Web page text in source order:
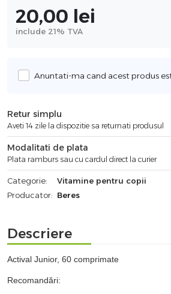
20,00 lei
include 21% TVA
Anuntati-ma cand acest produs
Retur simplu
Aveti 14 zile la dispozitie sa returnati produsul
Modalitati de plata
Plata ramburs sau cu cardul direct la curier
Categorie:
Vitamine pentru copii
Producator: Beres
Descriere
Actival Junior, 60 comprimate
Recomandări: